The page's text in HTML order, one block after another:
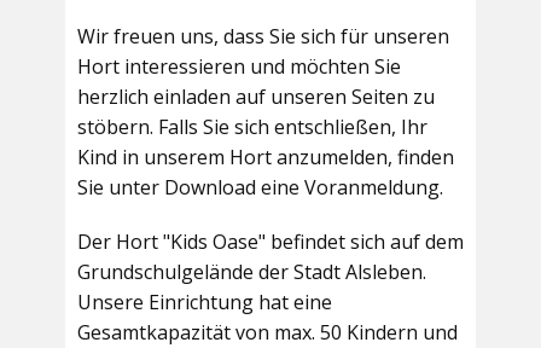
Wir freuen uns, dass Sie sich für unseren
Hort interessieren und möchten Sie
herzlich einladen auf unseren Seiten zu
stöbern. Falls Sie sich entschließen, Ihr
Kind in unserem Hort anzumelden, finden
Sie unter Download eine Voranmeldung.
Der Hort "Kids Oase" befindet sich auf dem
Grundschulgelände der Stadt Alsleben.
Unsere Einrichtung hat eine
Gesamtkapazität von max. 50 Kindern und